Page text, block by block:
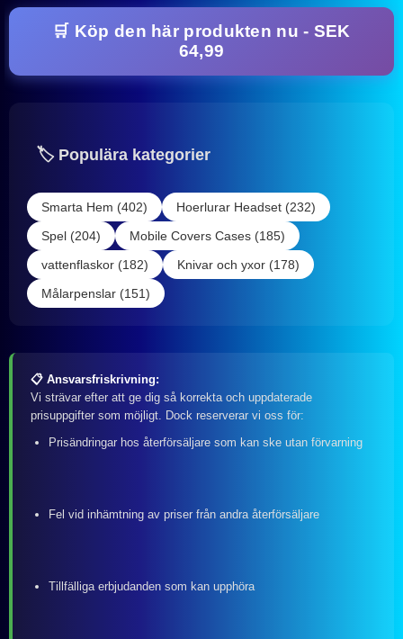
🛒 Köp den här produkten nu - SEK
64,99
🏷️ Populära kategorier
Smarta Hem (402)
Hoerlurar Headset (232)
Spel (204)
Mobile Covers Cases (185)
vattenflaskor (182)
Knivar och yxor (178)
Målarpenslar (151)
📋 Ansvarsfriskrivning:
Vi strävar efter att ge dig så korrekta och uppdaterade
prisuppgifter som möjligt. Dock reserverar vi oss för:
Prisändringar hos återförsäljare som kan ske utan förvarning
Fel vid inhämtning av priser från andra återförsäljare
Tillfälliga erbjudanden som kan upphöra